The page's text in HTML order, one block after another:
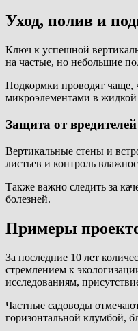
Уход, полив и
Ключ к успешной
на частые, но небольшие
Подкормки проводят чаще,
микроэлементами в
Защита от
Вертикальные стены и
листьев и контроль
Также важно следить за
болезней.
Примеры
За последние 10 лет
стремлением к
исследованиям,
Частные садоводы
горизонтальной клумбой,